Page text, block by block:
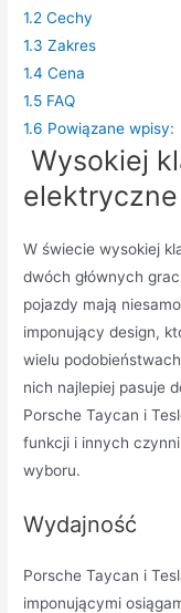
1.2 Cechy
1.3 Zakres
1.4 Cena
1.5 FAQ
1.6 Powiązane wpisy:
Wysokiej
elektryczne
W świecie wysokiej
dwóch głównych
pojazdy mają
imponujący design,
wielu
nich najlepiej pasuje
Porsche Taycan i
funkcji i innych
wyboru.
Wydajność
Porsche Taycan i
imponującymi